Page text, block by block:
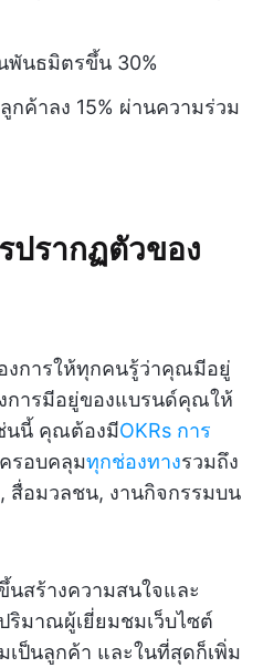
พันธมิตรขึ้น 30%
ค้าลง 15% ผ่านความร่วม
ปรากฏตัวของ
การให้ทุกคนรู้ว่าคุณมีอยู่
การมีอยู่ของแบรนด์คุณให้
นนี้ คุณต้องมีOKRs การ
รอบคลุมทุกช่องทางรวมถึง
สื่อมวลชน, งานกิจกรรมบน
สร้างความสนใจและ
ริมาณผู้เยี่ยมชมเว็บไซต์
เป็นลูกค้า และในที่สุดก็เพิ่ม